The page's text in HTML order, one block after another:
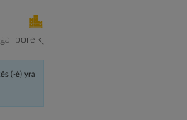
poreikį
(-ė) yra